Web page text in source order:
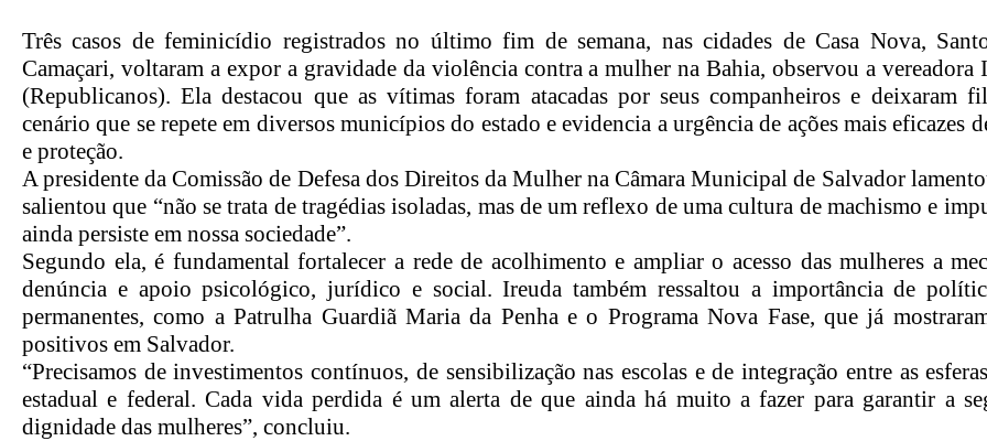
Três casos de feminicídio registrados no último fim de semana, nas cidades de Casa Nova,
Camaçari, voltaram a expor a gravidade da violência contra a mulher na Bahia, observou a vereadora
(Republicanos). Ela destacou que as vítimas foram atacadas por seus companheiros e deixaram
cenário que se repete em diversos municípios do estado e evidencia a urgência de ações mais eficazes
e proteção.
A presidente da Comissão de Defesa dos Direitos da Mulher na Câmara Municipal de Salvador
salientou que “não se trata de tragédias isoladas, mas de um reflexo de uma cultura de machismo e
ainda persiste em nossa sociedade”.
Segundo ela, é fundamental fortalecer a rede de acolhimento e ampliar o acesso das mulheres a
denúncia e apoio psicológico, jurídico e social. Ireuda também ressaltou a importância de
permanentes, como a Patrulha Guardiã Maria da Penha e o Programa Nova Fase, que já
positivos em Salvador.
“Precisamos de investimentos contínuos, de sensibilização nas escolas e de integração entre as
estadual e federal. Cada vida perdida é um alerta de que ainda há muito a fazer para garantir a
dignidade das mulheres”, concluiu.